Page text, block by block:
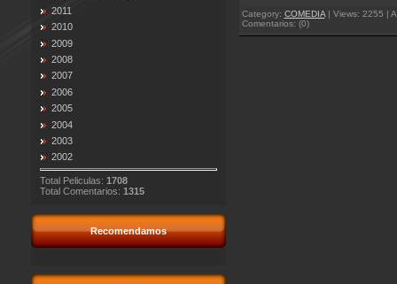
2011
2010
2009
2008
2007
2006
2005
2004
2003
2002
Total Peliculas: 1708
Total Comentarios: 1315
Recomendamos
Category: COMEDIA| Views: 2255 |
Comentarios: (0)